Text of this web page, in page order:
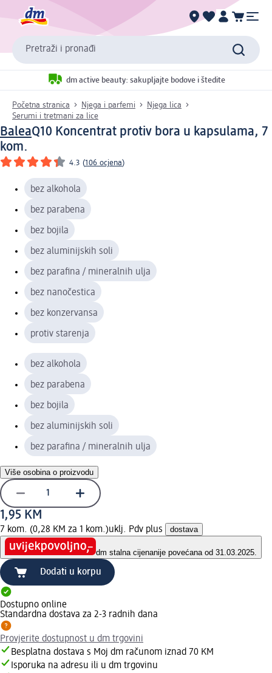
Pretraži i pronađi
dm active beauty: sakupljajte bodove i štedite
Početna stranica Njega i parfemi
Njega lica
Serumi i tretmani za lice
BaleaQ10 Koncentrat protiv bora u kapsulama, 7
kom.
4.3 (106 ocjena)
bez alkohola
bez parabena
bez bojila
bez aluminijskih soli
bez parafina / mineralnih ulja
bez nanočestica
bez konzervansa
protiv starenja
bez alkohola
bez parabena
bez bojila
bez aluminijskih soli
bez parafina / mineralnih ulja
Više osobina o proizvodu
1,95 KM
7 kom. (0,28 KM za 1 kom.)uklj. Pdv plus dostava
dm stalna cijenanije povećana od 31.03.2025.
Dodati u korpu
Dostupno online
Standardna dostava za 2-3 radnih dana
Provjerite dostupnost u dm trgovini
Besplatna dostava s Moj dm računom iznad 70 KM
Isporuka na adresu ili u dm trgovinu